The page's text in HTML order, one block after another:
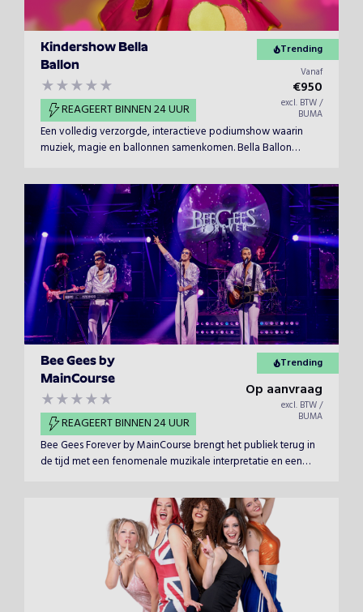
Kindershow Bella
Ballon
REAGEERT BINNEN 24 UUR
Trending
Vanaf
€950
excl. BTW /
BUMA
Een volledig verzorgde, interactieve podiumshow waarin
muziek, magie en ballonnen samenkomen. Bella Ballon
podia.
Bee Gees by
MainCourse
REAGEERT BINNEN 24 UUR
Trending
Op aanvraag
excl. BTW /
BUMA
Bee Gees Forever by MainCourse brengt het publiek terug in
de tijd met een fenomenale muzikale interpretatie en een